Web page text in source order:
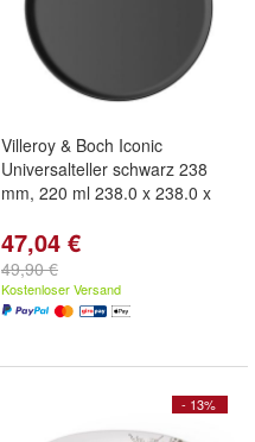
Villeroy & Boch Iconic
Universalteller schwarz 238
mm, 220 ml 238.0 x 238.0 x
47,04 €
49,90 €
Kostenloser Versand
- 13%